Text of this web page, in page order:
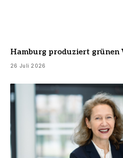
Hamburg produziert grünen
26 Juli 2026